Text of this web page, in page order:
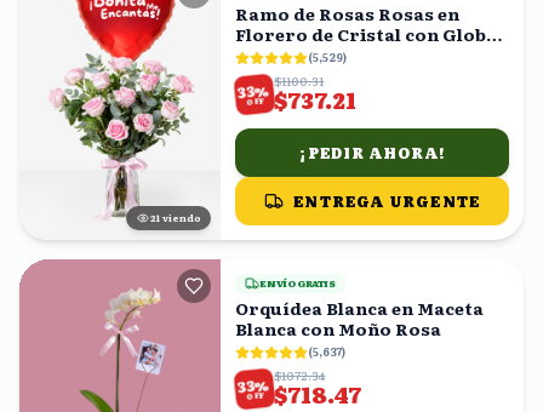
21 viendo
Ramo de Rosas Rosas en
Florero de Cristal con Globo
Corazón
(5,529)
33%
OFF
$1100.31
$737.21
¡PEDIR AHORA!
ENTREGA URGENTE
ENVÍO GRATIS
Orquídea Blanca en Maceta
Blanca con Moño Rosa
(5,637)
33%
OFF
$1072.34
$718.47